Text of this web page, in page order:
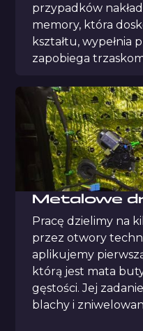
przypadków
memory, która
kształtu, wypełnia
zapobiega
Metalowe
Pracę dzielimy na
przez otwory
aplikujemy
którą jest mata
gęstości. Jej
blachy i